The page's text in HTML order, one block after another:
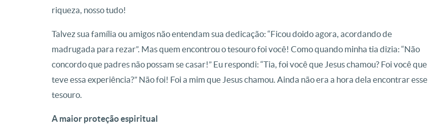
riqueza, nosso tudo!
Talvez sua família ou amigos não entendam sua dedicação: “Ficou doido agora, acordando de
madrugada para rezar”. Mas quem encontrou o tesouro foi você! Como quando minha tia dizia: “Não
concordo que padres não possam se casar!” Eu respondi: “Tia, foi você que Jesus chamou? Foi você que
teve essa experiência?” Não foi! Foi a mim que Jesus chamou. Ainda não era a hora dela encontrar esse
tesouro.
A maior proteção espiritual